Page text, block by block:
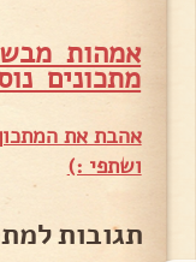
אמהות
מתכונים
אהבת את
ושתפי :)
תגובות